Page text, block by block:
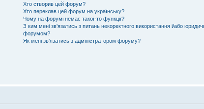
Хто створив цей форум?
Хто переклав цей форум на українську?
Чому на форумі немає такої-то функції?
З ким мені зв'язатись з питань некоректного використання і/або
форумом?
Як мені зв'язатись з адміністратором форуму?